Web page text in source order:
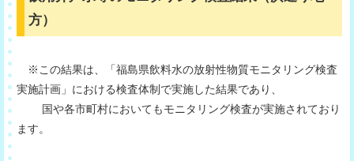
方）
※この結果は、「福島県飲料水の放射性物質モニタリング検査
実施計画」における検査体制で実施した結果であり、
国や各市町村においてもモニタリング検査が実施されており
ます。